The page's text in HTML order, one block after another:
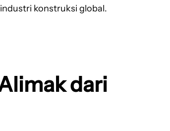
konstruksi global.
dari